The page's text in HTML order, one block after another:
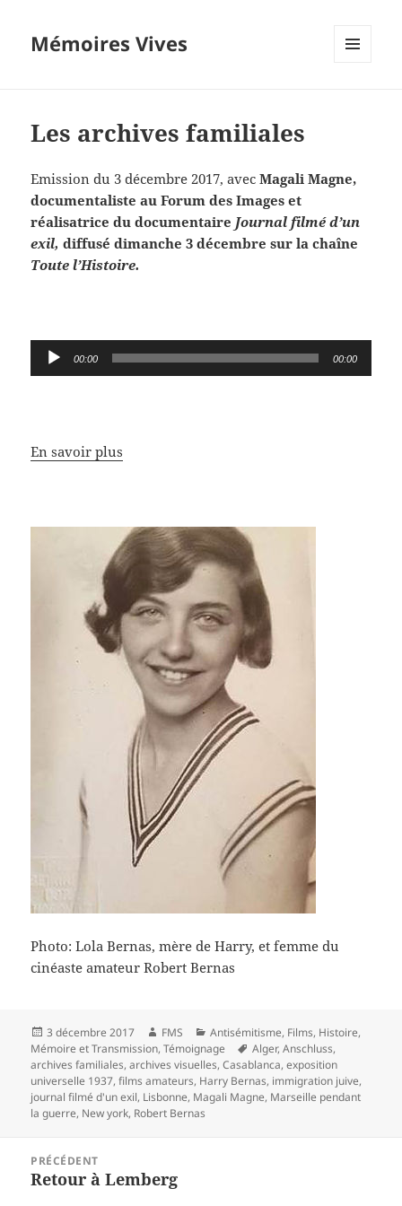
Mémoires Vives
Les archives familiales
Emission du 3 décembre 2017, avecMagali Magne,
documentaliste au Forum des Images et
réalisatrice du documentaire Journal filmé d’un
exil,diffusé dimanche 3 décembre sur la chaîne
Toute l’Histoire.
Lecteur
audio
00:00 00:00
En savoir plus
Photo: Lola Bernas, mère de Harry, et femme du
cinéaste amateur Robert Bernas
Publié
le
3 décembre 2017 Auteur
FMS Catégories
Antisémitisme, Films, Histoire,
Mémoire et Transmission,Témoignage
Mots-
clés
Alger,Anschluss,
archives familiales,archives visuelles,Casablanca,exposition
universelle 1937,films amateurs, Harry Bernas, immigration juive,
journal filmé d'un exil, Lisbonne, Magali Magne, Marseille pendant
la guerre, New york, Robert Bernas
l’article
PRÉCÉDENT
Article
Retour à Lemberg